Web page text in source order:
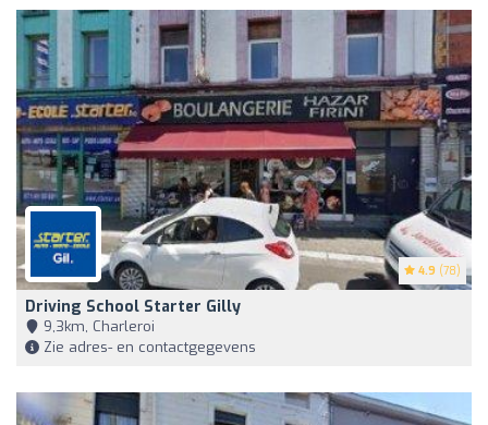
4.9 (78)
Driving School Starter Gilly
9,3km, Charleroi
Zie adres- en contactgegevens